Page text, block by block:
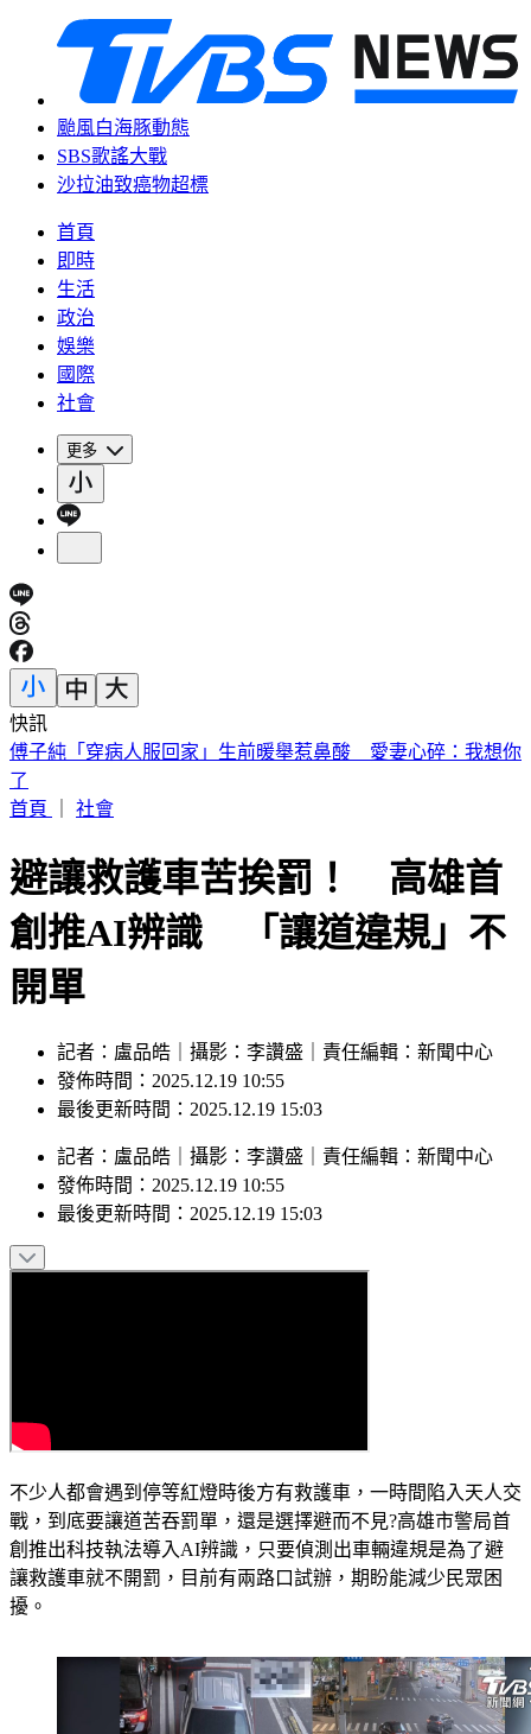
颱風白海豚動態
SBS歌謠大戰
沙拉油致癌物超標
首頁
即時
生活
政治
娛樂
國際
社會
更多
快訊
砍Gmail神功能 2027年起停止支援第三方帳號收寄信
首頁
避讓救護車苦挨罰！ 高雄首
創推AI辨識 「讓道違規」不
開單
發佈時間：2025.12.19 10:55
最後更新時間：2025.12.19 15:03
發佈時間：2025.12.19 10:55
最後更新時間：2025.12.19 15:03
戰，到底要讓道苦吞罰單，還是選擇避而不見?高雄市警局首
創推出科技執法導入AI辨識，只要偵測出車輛違規是為了避
讓救護車就不開罰，目前有兩路口試辦，期盼能減少民眾困
擾。